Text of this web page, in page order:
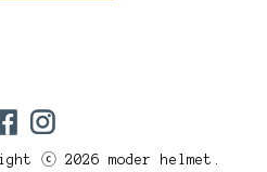
ⓒ 2026 moder helmet.